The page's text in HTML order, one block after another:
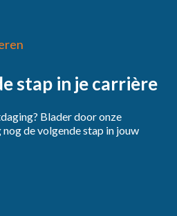
stap in je carrière
Blader door onze
de volgende stap in jouw